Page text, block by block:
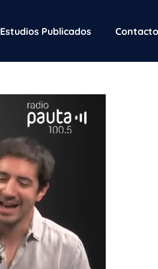
Estudios Publicados Contacto